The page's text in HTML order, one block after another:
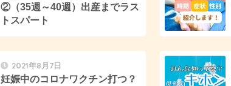
②（35週～40週）出産までラス
トスパート
2021年8月7日
妊娠中のコロナワクチン打つ？